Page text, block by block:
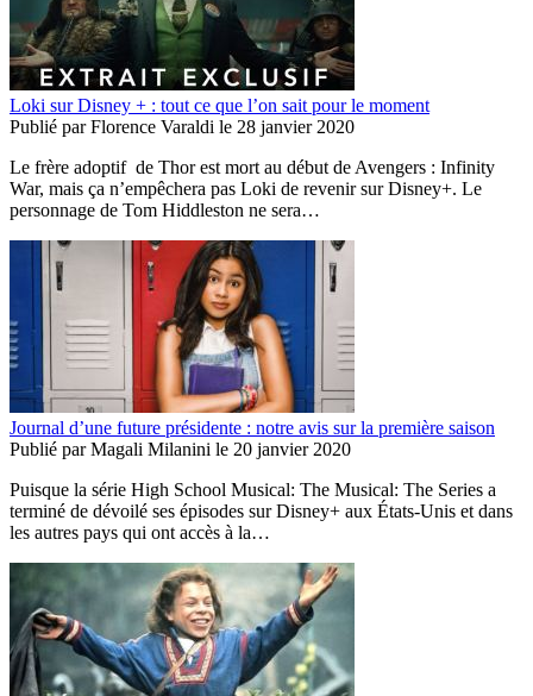
Loki sur Disney + : tout ce que l’on sait pour le moment
Publié parFlorence Varaldi le 28 janvier 2020
Le frère adoptif de Thor est mort au début de Avengers : Infinity
War, mais ça n’empêchera pas Loki de revenir sur Disney+. Le
personnage de Tom Hiddleston ne sera…
Journal d’une future présidente : notre avis sur la première saison
Publié parMagali Milanini le 20 janvier 2020
Puisque la série High School Musical: The Musical: The Series a
terminé de dévoilé ses épisodes sur Disney+ aux États-Unis et dans
les autres pays qui ont accès à la…